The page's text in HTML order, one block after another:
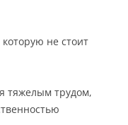
не стоит
тяжелым трудом,